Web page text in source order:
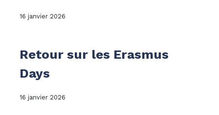
16 janvier 2026
Retour sur les Erasmus
Days
16 janvier 2026